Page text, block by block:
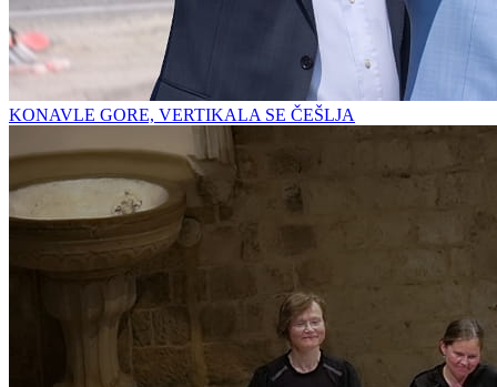
KONAVLE GORE, VERTIKALA SE ČEŠLJA